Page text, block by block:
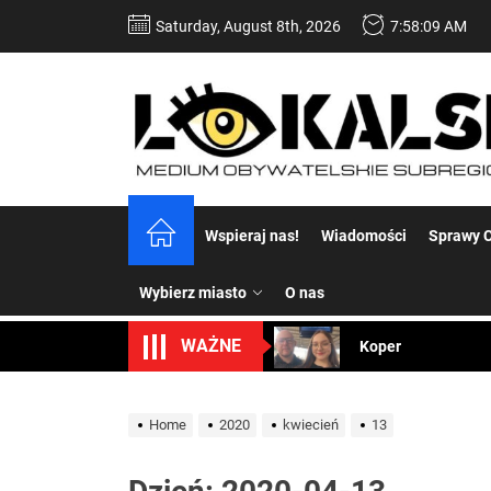
Saturday, August 8th, 2026 7:58:10 AM
Wspieraj nas! Wiadomości Sprawy
Wybierz miasto O nas
WAŻNE
Koper – część 2.
Uwaga Dębieńsko
Home 2020 kwiecień 13